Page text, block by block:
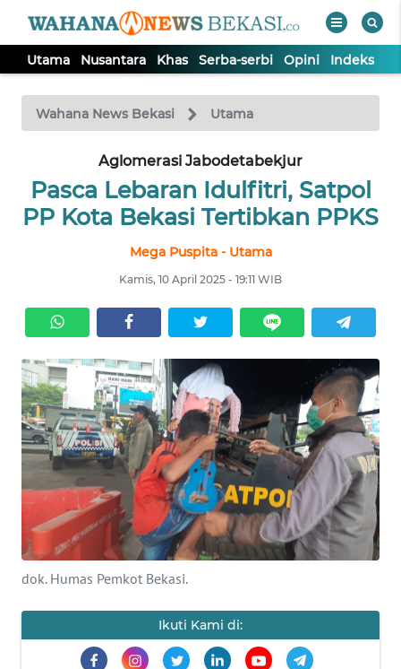
Utama Nusantara Khas Serba-serbi Opini Indeks
Wahana News Bekasi Utama
Aglomerasi Jabodetabekjur
Pasca Lebaran Idulfitri, Satpol
PP Kota Bekasi Tertibkan PPKS
Mega Puspita - Utama
Kamis, 10 April 2025 - 19:11 WIB
dok. Humas Pemkot Bekasi.
Ikuti Kami di:
TV
Tutup
NUSANTARA
SERBA-
SERBI
OPINI
Informasi
INDEKS
BERITA
KONTAK
KAMI